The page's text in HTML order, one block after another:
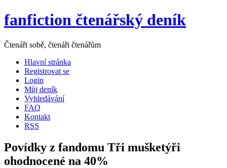
fanfiction čtenářský deník
Čtenáři sobě, čtenáři čtenářům
Hlavní stránka
Registrovat se
Login
Můj deník
Vyhledávání
FAQ
Kontakt
RSS
Povídky z fandomu Tři mušketýři
ohodnocené na 40%